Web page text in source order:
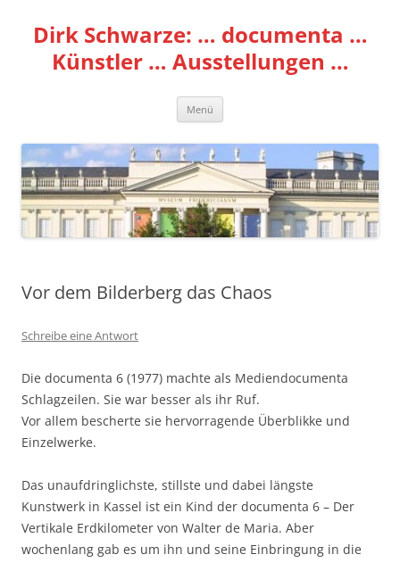
springen
Dirk Schwarze: … documenta …
Künstler … Ausstellungen …
Menü
Vor dem Bilderberg das Chaos
Schreibe eine Antwort
Die documenta 6 (1977) machte als Mediendocumenta
Schlagzeilen. Sie war besser als ihr Ruf.
Vor allem bescherte sie hervorragende Überblikke und
Einzelwerke.
Das unaufdringlichste, stillste und dabei längste
Kunstwerk in Kassel ist ein Kind der documenta 6 – Der
Vertikale Erdkilometer von Walter de Maria. Aber
wochenlang gab es um ihn und seine Einbringung in die